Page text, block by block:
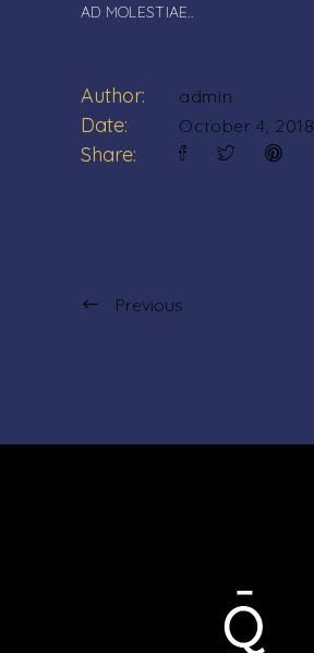
AD MOLESTIAE..
Author: admin
Date: October 4, 2018
Share:
Previous